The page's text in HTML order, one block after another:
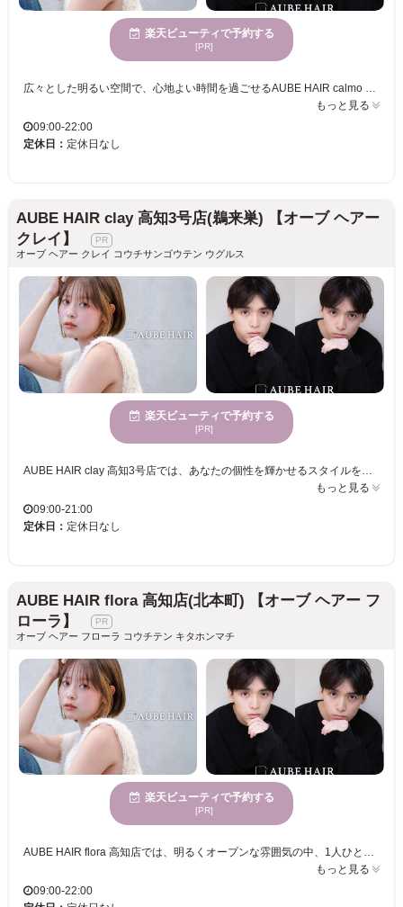
楽天ビューティで予約する
[PR]
広々とした明るい空間で、心地よい時間を過ごせるAUBE HAIR calmo 高知2号店。ここでは、お客様一人ひとりの髪質や骨格を丁寧に見極め、ライフスタイルに寄り添ったスタイルをご提案いたします。トレンドを巧みに取り入れつつ、あなたの個性を引き立てるデザインを実現します。心地よい価格設定で、継続して通いやすいのも魅力。特に若い女性に多く支持され、多様なニーズに対応できるのがAUBE HAIR calmoの強みです。ぜひ、自分らしい素敵なスタイルを手に入れて、毎日の生活を一層楽しくしてください。
もっと見る
09:00-22:00
定休日： 定休日なし
AUBE HAIR clay 高知3号店(鵜来巣) 【オーブ ヘアー
クレイ】
オーブ ヘアー クレイ コウチサンゴウテン ウグルス
楽天ビューティで予約する
[PR]
もっと見る
09:00-21:00
定休日： 定休日なし
AUBE HAIR flora 高知店(北本町) 【オーブ ヘアー フ
ローラ】
オーブ ヘアー フローラ コウチテン キタホンマチ
楽天ビューティで予約する
[PR]
もっと見る
09:00-22:00